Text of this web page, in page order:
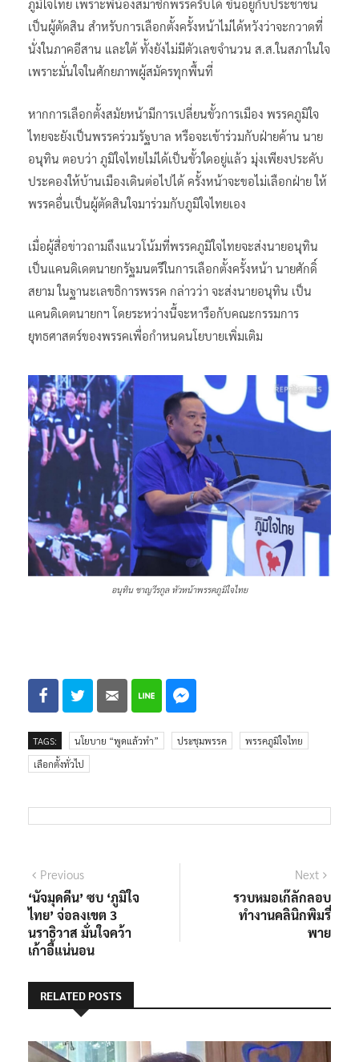
ภูมิใจไทย เพราะพี่น้องสมาชิกพรรครับได้ ขึ้นอยู่กับประชาชน
เป็นผู้ตัดสิน สำหรับการเลือกตั้งครั้งหน้าไม่ได้หวังว่าจะกวาดที่
นั่งในภาคอีสาน และใต้ ทั้งยังไม่มีตัวเลขจำนวน ส.ส.ในสภาในใจ
เพราะมั่นใจในศักยภาพผู้สมัครทุกพื้นที่
หากการเลือกตั้งสมัยหน้ามีการเปลี่ยนขั้วการเมือง พรรคภูมิใจ
ไทยจะยังเป็นพรรคร่วมรัฐบาล หรือจะเข้าร่วมกับฝ่ายค้าน นาย
อนุทิน ตอบว่า ภูมิใจไทยไม่ได้เป็นขั้วใดอยู่แล้ว มุ่งเพียงประคับ
ประคองให้บ้านเมืองเดินต่อไปได้ ครั้งหน้าจะขอไม่เลือกฝ่าย ให้
พรรคอื่นเป็นผู้ตัดสินใจมาร่วมกับภูมิใจไทยเอง
เมื่อผู้สื่อข่าวถามถึงแนวโน้มที่พรรคภูมิใจไทยจะส่งนายอนุทิน
เป็นแคนดิเดตนายกรัฐมนตรีในการเลือกตั้งครั้งหน้า นายศักดิ์
สยาม ในฐานะเลขธิการพรรค กล่าวว่า จะส่งนายอนุทิน เป็น
แคนดิเดตนายกฯ โดยระหว่างนี้จะหารือกับคณะกรรมการ
ยุทธศาสตร์ของพรรคเพื่อกำหนดนโยบายเพิ่มเติม
อนุทิน ชาญวีรกูล หัวหน้าพรรคภูมิใจไทย
TAGS: นโยบาย “พูดแล้วทำ” ประชุมพรรค
พรรคภูมิใจไทย
เลือกตั้งทั่วไป
แนะแนว
เรื่อง
PreviousPrevious
post:
‘นัจมุดดีน’ ซบ ‘ภูมิใจ
ไทย’ จ่อลงเขต 3
นราธิวาส มั่นใจคว้า
เก้าอี้แน่นอน
Next
post:
รวบหมอเก๊ลักลอบ
ทำงานคลินิกพิมรี่
พาย
RELATED POSTS